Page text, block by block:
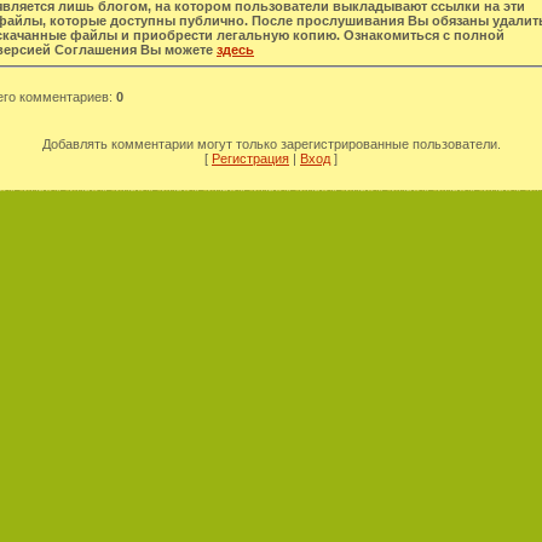
лишь блогом, на котором пользователи выкладывают ссылки на эти
которые доступны публично. После прослушивания Вы обязаны
файлы и приобрести легальную копию. Ознакомиться с полной
Соглашения Вы можете здесь
комментариев: 0
Добавлять комментарии могут только зарегистрированные пользователи.
[ Регистрация | Вход ]